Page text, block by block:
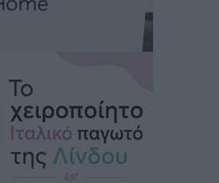
Κότσιρα στις 21 Αυγούστου
Δημοτικής Επιτροπής Ρόδου